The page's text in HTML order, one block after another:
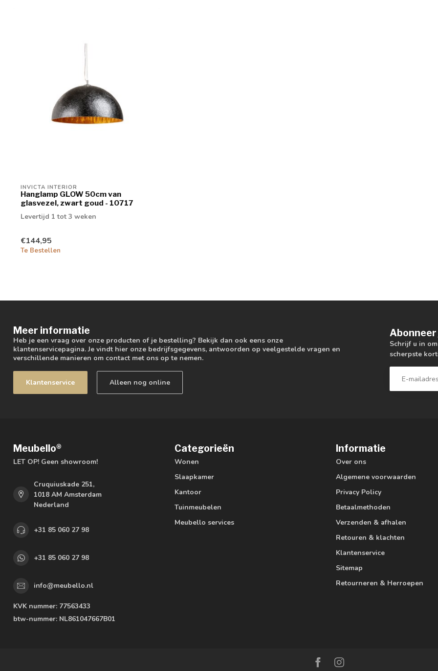
INVICTA INTERIOR
Hanglamp GLOW 50cm van
glasvezel, zwart goud - 10717
Levertijd 1 tot 3 weken
€144,95
Te Bestellen
Meer informatie
Heb je een vraag over onze producten of je bestelling? Bekijk dan ook eens onze
klantenservicepagina. Je vindt hier onze bedrijfsgegevens, antwoorden op veelgestelde vragen en
verschillende manieren om contact met ons op te nemen.
Klantenservice Alleen nog online
Schrijf u in
scherpste
Meubello®
LET OP! Geen showroom!
Cruquiuskade 251,
1018 AM Amsterdam
Nederland
+31 85 060 27 98
+31 85 060 27 98
info@meubello.nl
KVK nummer: 77563433
btw-nummer: NL861047667B01
Categorieën
Wonen
Slaapkamer
Kantoor
Tuinmeubelen
Meubello services
Informatie
Over ons
Algemene voorwaarden
Privacy Policy
Betaalmethoden
Verzenden & afhalen
Retouren & klachten
Klantenservice
Sitemap
Retourneren & Herroepen